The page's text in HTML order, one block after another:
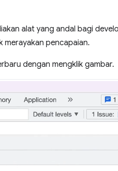
alat yang andal bagi
merayakan pencapaian.
dengan mengklik gambar.